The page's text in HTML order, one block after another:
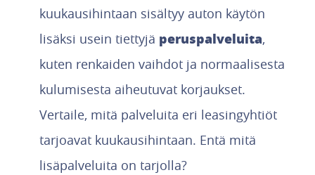
kuukausihintaan sisältyy auton käytön
lisäksi usein tiettyjä peruspalveluita,
kuten renkaiden vaihdot ja normaalisesta
kulumisesta aiheutuvat korjaukset.
Vertaile, mitä palveluita eri leasingyhtiöt
tarjoavat kuukausihintaan. Entä mitä
lisäpalveluita on tarjolla?